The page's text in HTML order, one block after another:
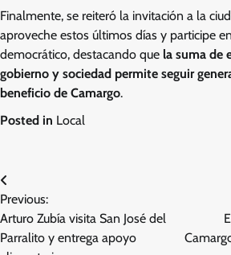
Finalmente, se reiteró la invitación a la
aproveche estos últimos días y participe
democrático, destacando que la suma de
gobierno y sociedad permite seguir
beneficio de Camargo.
Posted in Local
Navegación
de
entradas
Previous:
Arturo Zubía visita San José del
Parralito y entrega apoyo